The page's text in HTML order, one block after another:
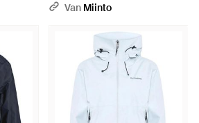
Van Miinto